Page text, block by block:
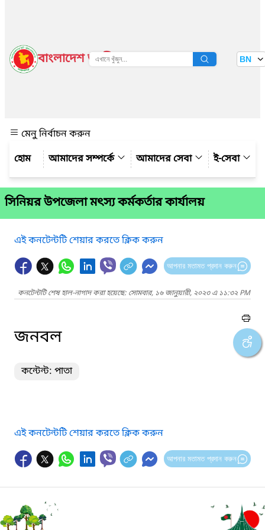
বাংলাদেশ জাতীয় তথ্য বাতায়ন BN
মেনু নির্বাচন করুন
আমাদের সম্পর্কে
আমাদের সেবা ই-সেবা
সিনিয়র উপজেলা মৎস্য কর্মকর্তার কার্যালয়
এই কনটেন্টটি শেয়ার করতে ক্লিক করুন
আপনার মতামত প্রদান করুন
কনটেন্টটি শেষ হাল-নাগাদ করা হয়েছে: সোমবার, ১৬ জানুয়ারী, ২০২৩ এ ১১:৩২ PM
জনবল
কন্টেন্ট: পাতা
এই কনটেন্টটি শেয়ার করতে ক্লিক করুন
আপনার মতামত প্রদান করুন